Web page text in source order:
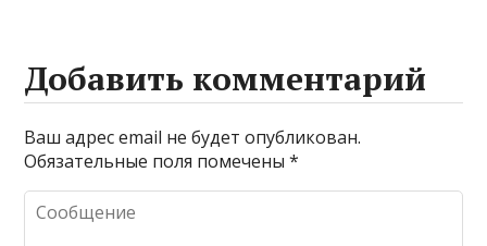
Добавить комментарий
Ваш адрес email не будет опубликован.
Обязательные поля помечены*